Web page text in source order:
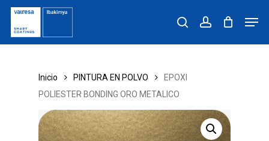
Skip
main
content
searchaccount
Inicio PINTURA EN POLVO
EPOXI
POLIESTER BONDING ORO METALICO